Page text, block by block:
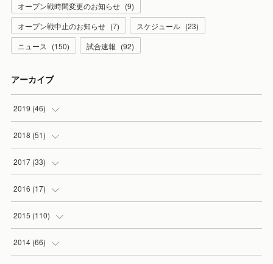
オープン戦時間変更のお知らせ (9)
オープン戦中止のお知らせ (7) スケジュール (23)
ニュース (150) 試合速報 (92)
アーカイブ
2019 (46)
(7
(2
(2
(3)
2018 (51)
(3
(3
(5)
(5
2017 (33)
(3
(2)
(3
2016 (17)
(1)
(1
2015 (110)
(5
2014 (66)